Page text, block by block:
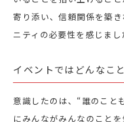
寄り添い、信頼関係を築
ニティの必要性を感じまし
イベントではどんなこ
意識したのは、“誰のこと
にみんながみんなのこと